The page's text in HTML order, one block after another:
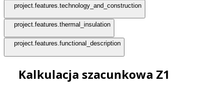
project.features.technology_and_construction
project.features.thermal_insulation
project.features.functional_description
Kalkulacja szacunkowa Z1